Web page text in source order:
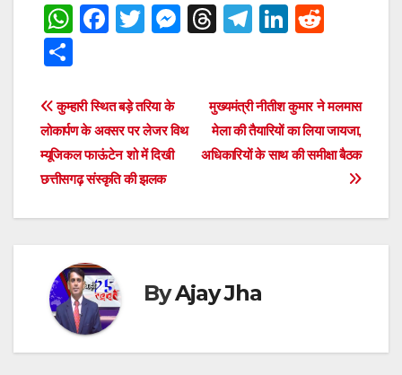
W
s
A
p
p
F
e
b
o
o
k
T
er
M
n
T
a
d
s
T
gr
a
m
Li
e
dI
n
di
t
ar
e
Post
navigation
मुख्यमंत्री नीतीश कुमार ने मलमास
मेला की तैयारियों का लिया जायजा,
अधिकारियों के साथ की समीक्षा बैठक
कुम्हारी स्थित बड़े तरिया के
लोकार्पण के अवसर पर लेजर विथ
म्यूजिकल फाऊंटेन शो में दिखी
छत्तीसगढ़ संस्कृति की झलक
ByAjay Jha